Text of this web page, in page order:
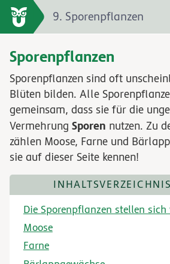
Sporenpflanzen
Sporenpflanzen sind oft
Blüten bilden. Alle
gemeinsam, dass sie für die
Vermehrung Sporen nutzen. Zu
zählen Moose, Farne und
sie auf dieser Seite kennen!
INHALTSVERZEICHNIS
Die Sporenpflanzen stellen sich
Moose
Farne
9. Sporenpflanzen